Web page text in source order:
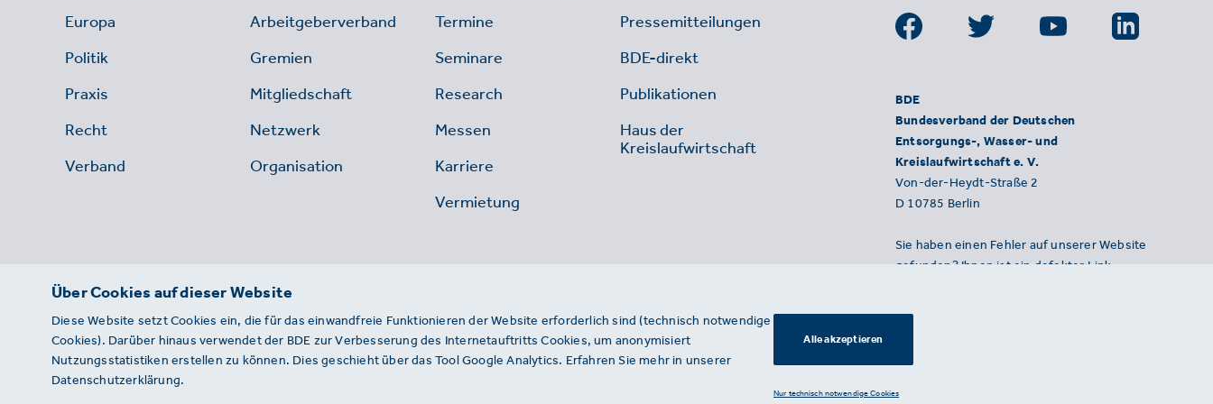
Europa
Politik
Praxis
Recht
Verband
Arbeitgeberverband
Gremien
Mitgliedschaft
Netzwerk
Organisation
Termine
Seminare
Research
Messen
Karriere
Vermietung
Pressemitteilungen
BDE-direkt
Publikationen
Haus der
Kreislaufwirtschaft
BDE
Bundesverband der Deutschen
Entsorgungs-, Wasser- und
Kreislaufwirtschaft e. V.
Von-der-Heydt-Straße 2
D 10785 Berlin
Sie haben einen Fehler auf unserer Website
gefunden? Ihnen ist ein defekter Link
Über Cookies auf dieser Website
Diese Website setzt Cookies ein, die für das einwandfreie Funktionieren der Website erforderlich sind (technisch notwendige
Cookies). Darüber hinaus verwendet der BDE zur Verbesserung des Internetauftritts Cookies, um anonymisiert
Nutzungsstatistiken erstellen zu können. Dies geschieht über das Tool Google Analytics. Erfahren Sie mehr in unserer
Datenschutzerklärung.
Alle akzeptieren
Nur technisch notwendige Cookies